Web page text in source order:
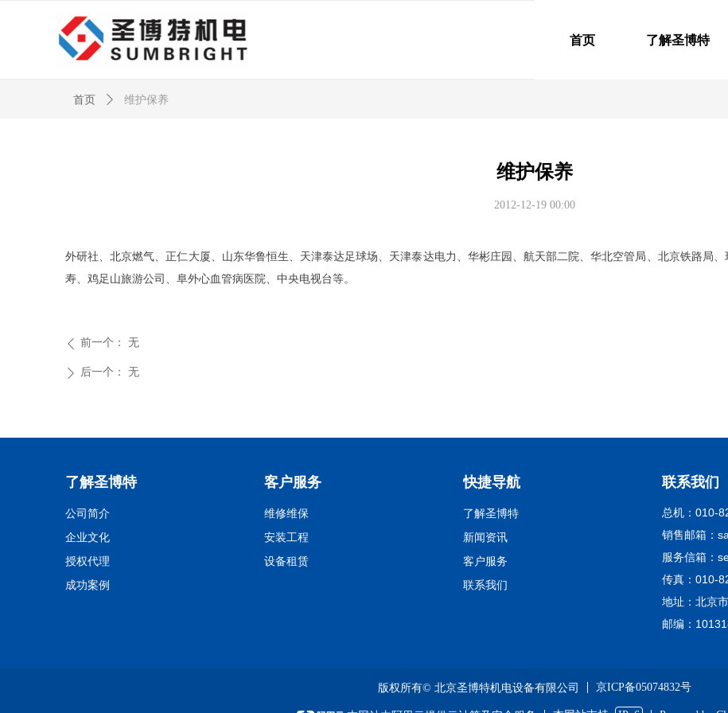
首页 了解圣博特
首页 ꄲ 维护保养
维护保养
2012-12-19 00:00
外研社、北京燃气、正仁大厦、山东华鲁恒生、天津泰达足球场、天津泰达电力、华彬庄园、航天部二院、华北空管局、北京铁路局
寿、鸡足山旅游公司、阜外心血管病医院、中央电视台等。
ꄴ 前一个： 无
ꄲ 后一个： 无
了解圣博特
公司简介
企业文化
授权代理
成功案例
客户服务
维修维保
安装工程
设备租赁
快捷导航
了解圣博特
新闻资讯
客户服务
联系我们
总机：010-
销售邮箱：
服务信箱：
传真：010-
地址：北京
邮编：
联系我们
版权所有© 北京圣博特机电设备有限公司 京ICP备05074832号